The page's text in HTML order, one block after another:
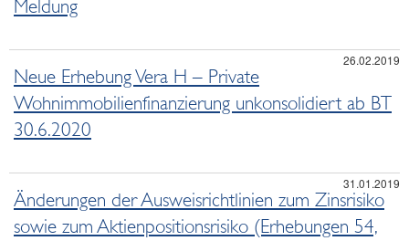
Meldung
26.02.2019
Neue Erhebung Vera H – Private
Wohnimmobilienfinanzierung unkonsolidiert ab BT
30.6.2020
31.01.2019
Änderungen der Ausweisrichtlinien zum Zinsrisiko
sowie zum Aktienpositionsrisiko (Erhebungen 54,